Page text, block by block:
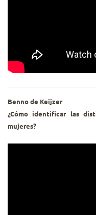
Benno de Keijzer
¿Cómo identificar las
mujeres?